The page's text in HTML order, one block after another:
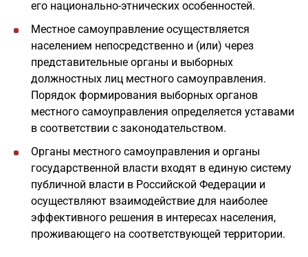
его национально-этнических особенностей.
Местное самоуправление осуществляется
населением непосредственно и (или) через
представительные органы и выборных
должностных лиц местного самоуправления.
Порядок формирования выборных органов
местного самоуправления определяется уставами
в соответствии с законодательством.
Органы местного самоуправления и органы
государственной власти входят в единую систему
публичной власти в Российской Федерации и
осуществляют взаимодействие для наиболее
эффективного решения в интересах населения,
проживающего на соответствующей территории.